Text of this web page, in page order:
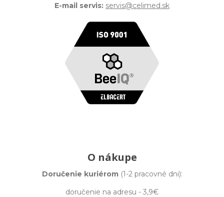
E-mail servis: servis@celimed.sk
O nákupe
Doručenie kuriérom(1-2 pracovné dni):
doručenie na adresu - 3,9€